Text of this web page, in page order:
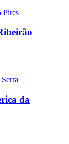
da